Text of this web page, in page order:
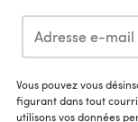
Vous pouvez vous
figurant dans tout
utilisons vos données